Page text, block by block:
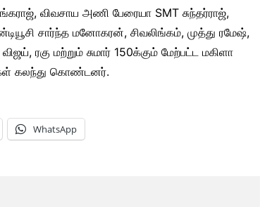
விவசாய அணி பேரையா SMT சுந்தர்ராஜ்,
சார்ந்த மனோகரன், சிவலிங்கம், முத்து ரமேஷ்,
ரகு மற்றும் சுமார் 150க்கும் மேற்பட்ட மகிளா
கலந்து கொண்டனர்.
WhatsApp